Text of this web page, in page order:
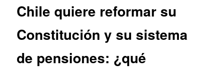
Chile quiere reformar su
Constitución y su sistema
de pensiones: ¿qué